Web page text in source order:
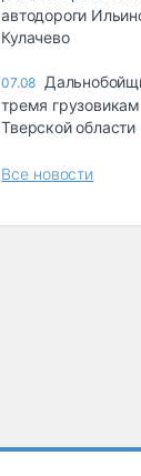
автодороги
Кулачево
07.08
тремя
Тверской области
Все новости